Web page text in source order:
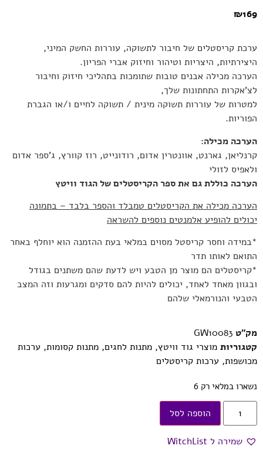
₪169
ערכת קריסטלים של חיבור לתשוקה, עוררות החשק המיני,
היצירתיות, היצריות וטיהור וחיזוק אברי הפריון.
הערכה מכילה אבנים טובות שתומכות בתהליכי חיזוק וחיבור
לצ’אקרות התחתונות שלך,
למטרות של עוררות תשוקה מינית / תשוקה לחיים ו/או הגברת
הפוריות.
הערכה מכילה:
קרנליאן, גארנט, אוונטרין אדום, רודונייט, רוז קוורץ, ג’ספר אדום
ולאפיס לזולי
הערכה כוללת גם את ספר הקריסטלים של הגוד וויטץ
הערכה מכילה את הקריסטלים טמבלד והספר בלבד – בתמונה
יכולים להופיע אלמנטים נוספים להשראה
*במידה וחסר קריסטל מסוים במלאי בעת ההזמנה הוא יוחלף באחר
התואם לאותו תדר
*קריסטלים הם מוצר מן הטבע ויש לדעת שהם משתנים בגודל
ובגוון מאחד לאחד, יכולים להיות להם סדקים ומגרעות וזה המצב
הטבעי והנורמאלי שלהם
מק"ט GW10083
קטגוריות מוצרי גוד וויטץ, מתנות לחגים, מתנות קסומות, ערכות
מכושפות, ערכות קריסטלים
נשארו במלאי רק 6
הוספה לסל
שמירה ל WitchList